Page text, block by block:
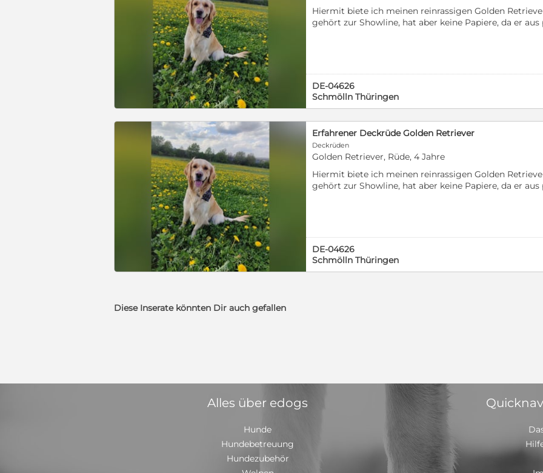
Hiermit biete ich meinen reinrassigen Golden
gehört zur Showline, hat aber keine Papiere, da er
anpöbeln. Zudem ist Charlie Kerngesund und liebt
bislang sehr erfolgreich und brachte uns nur
der Welpen schicke ich gern auf Anfrage Uns ist es
freuen uns auf eure Nachricht!
DE-04626
Schmölln Thüringen
Erfahrener Deckrüde Golden Retriever
Deckrüden
Golden Retriever, Rüde, 4 Jahre
Hiermit biete ich meinen reinrassigen Golden
gehört zur Showline, hat aber keine Papiere, da er
anpöbeln. Zudem ist Charlie Kerngesund und liebt
bislang sehr erfolgreich und brachte uns nur
der Welpen schicke ich gern auf Anfrage Uns ist es
DE-04626
Schmölln Thüringen
Diese Inserate könnten Dir auch gefallen
Alles über edogs
Hunde
Hundebetreuung
Hundezubehör